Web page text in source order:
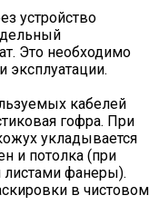
устройство
Это необходимо
эксплуатации.
кабелей
гофра. При
укладывается
и потолка (при
фанеры).
в чистовом